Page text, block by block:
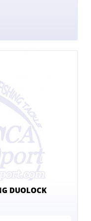
DUOLOCK